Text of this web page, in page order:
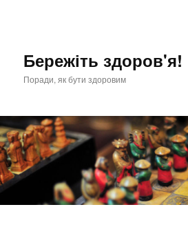
Бережіть здоров'я!
Поради, як бути здоровим